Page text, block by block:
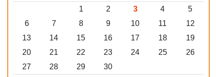
1 2 3 4
5
6
7 8 9 10 11
12
13
14 15 16 17 18
19
20
21 22 23 24 25
26
27
28 29 30